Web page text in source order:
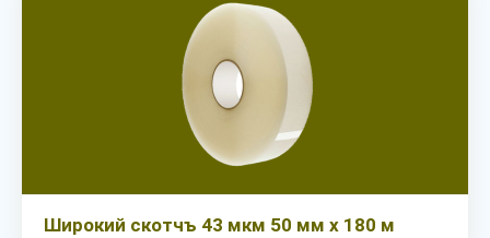
Широкий скотчъ 43 мкм 50 мм х 180 м